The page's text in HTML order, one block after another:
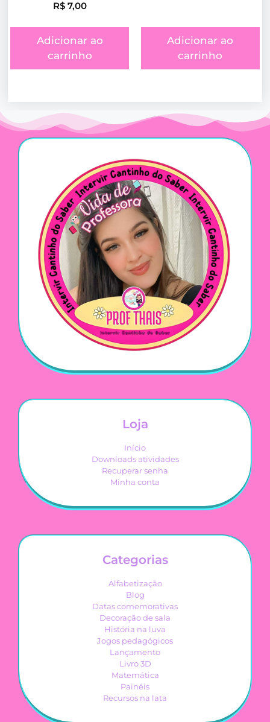
R$7,00
Adicionar ao
carrinho
Adicionar ao
carrinho
Loja
Início
Downloads atividades
Recuperar senha
Minha conta
Categorias
Alfabetização
Blog
Datas comemorativas
Decoração de sala
História na luva
Jogos pedagógicos
Lançamento
Livro 3D
Matemática
Painéis
Recursos na lata